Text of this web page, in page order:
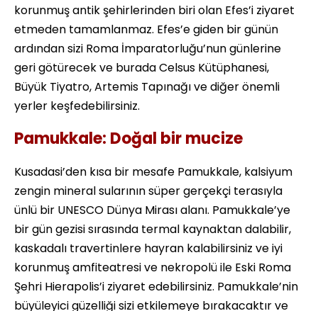
korunmuş antik şehirlerinden biri olan Efes’i ziyaret
etmeden tamamlanmaz. Efes’e giden bir günün
ardından sizi Roma İmparatorluğu’nun günlerine
geri götürecek ve burada Celsus Kütüphanesi,
Büyük Tiyatro, Artemis Tapınağı ve diğer önemli
yerler keşfedebilirsiniz.
Pamukkale: Doğal bir mucize
Kusadasi’den kısa bir mesafe Pamukkale, kalsiyum
zengin mineral sularının süper gerçekçi terasıyla
ünlü bir UNESCO Dünya Mirası alanı. Pamukkale’ye
bir gün gezisi sırasında termal kaynaktan dalabilir,
kaskadalı travertinlere hayran kalabilirsiniz ve iyi
korunmuş amfiteatresi ve nekropolü ile Eski Roma
Şehri Hierapolis’i ziyaret edebilirsiniz. Pamukkale’nin
büyüleyici güzelliği sizi etkilemeye bırakacaktır ve